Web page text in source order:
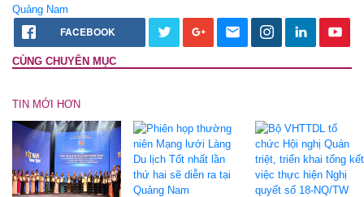
Quảng Nam
FACEBOOK
CÙNG CHUYÊN MỤC
TIN MỚI HƠN